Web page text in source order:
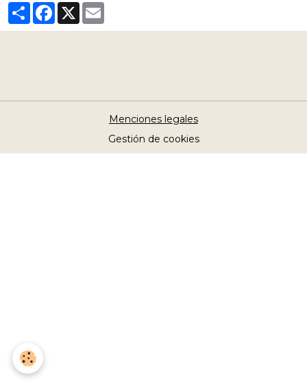
PartagerFacebook
X
Menciones legales
Gestión de cookies